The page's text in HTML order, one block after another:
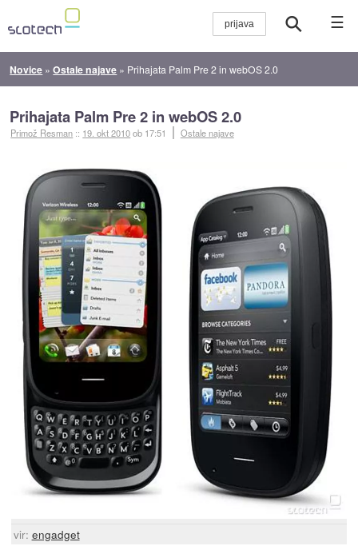
☰
Novice »Ostale najave » Prihajata Palm Pre 2 in webOS 2.0
Prihajata Palm Pre 2 in webOS 2.0
Primož Resman :: 19. okt 2010ob 17:51 Ostale najave
vir: engadget